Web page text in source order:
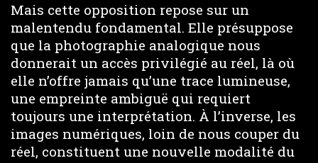
Mais cette opposition repose sur un
malentendu fondamental. Elle présuppose
que la photographie analogique nous
donnerait un accès privilégié au réel, là où
elle n’offre jamais qu’une trace lumineuse,
une empreinte ambiguë qui requiert
toujours une interprétation. À l’inverse, les
images numériques, loin de nous couper du
réel, constituent une nouvelle modalité du